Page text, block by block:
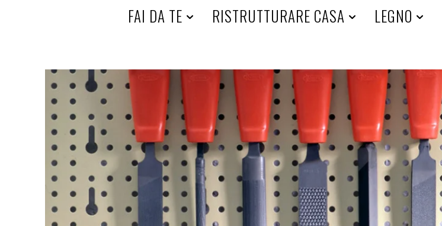
HOME
FAI DA TE RISTRUTTURARE CASA LEGNO